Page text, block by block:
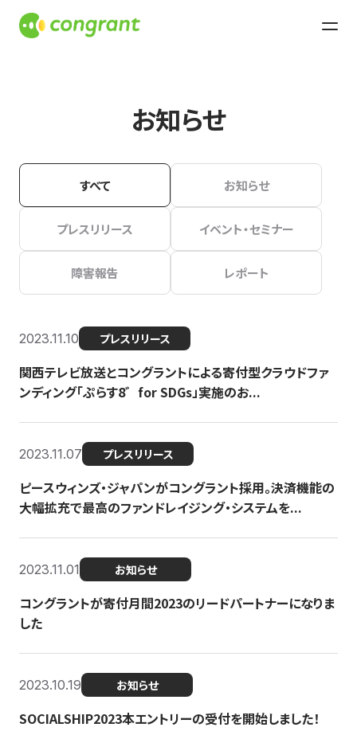
お知らせ
すべて お知らせ
プレスリリース イベント・セミナー
障害報告 レポート
2023.11.10 プレスリリース
関西テレビ放送とコングラントによる寄付型クラウドファ
ンディング「ぷらす8゛for SDGs」実施のお...
2023.11.07 プレスリリース
ピースウィンズ・ジャパンがコングラント採用。決済機能の
大幅拡充で最高のファンドレイジング・システムを...
2023.11.01 お知らせ
コングラントが寄付月間2023のリードパートナーになりま
した
2023.10.19 お知らせ
SOCIALSHIP2023本エントリーの受付を開始しました！